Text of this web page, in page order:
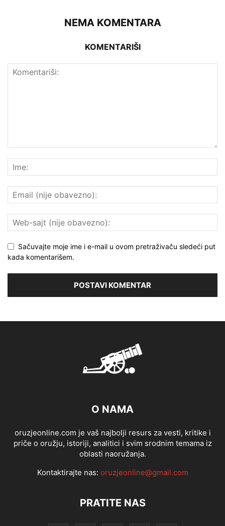
NEMA KOMENTARA
KOMENTARIŠI
Sačuvajte moje ime i e-mail u ovom pretraživaču sledeći put
kada komentarišem.
O NAMA
oruzjeonline.com je vaš najbolji resurs za vesti, kritike i
priče o oružju, istoriji, analitici i svim srodnim temama iz
oblasti naoružanja.
Kontaktirajte nas: oruzjeonline@gmail.com
PRATITE NAS